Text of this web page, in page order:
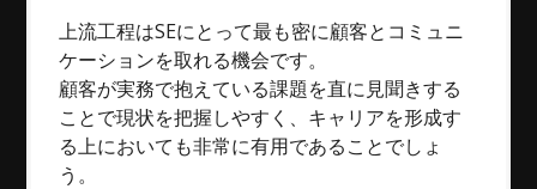
上流工程はSEにとって最も密に顧客とコミュニ
ケーションを取れる機会です。
顧客が実務で抱えている課題を直に見聞きする
ことで現状を把握しやすく、キャリアを形成す
る上においても非常に有用であることでしょ
う。